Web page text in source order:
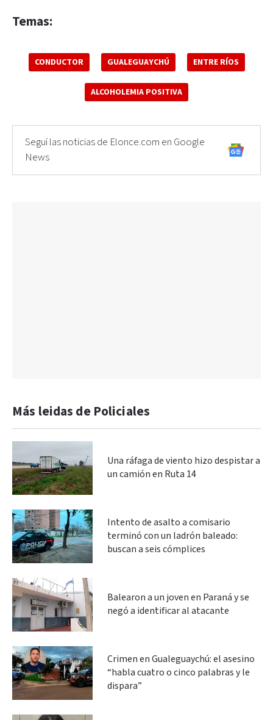
Temas:
CONDUCTOR GUALEGUAYCHÚ ENTRE RÍOS
ALCOHOLEMIA POSITIVA
Seguí las noticias de Elonce.com en Google
News
Más leidas de Policiales
Una ráfaga de viento hizo despistar a
un camión en Ruta 14
Intento de asalto a comisario
terminó con un ladrón baleado:
buscan a seis cómplices
Balearon a un joven en Paraná y se
negó a identificar al atacante
Crimen en Gualeguaychú: el asesino
“habla cuatro o cinco palabras y le
dispara”